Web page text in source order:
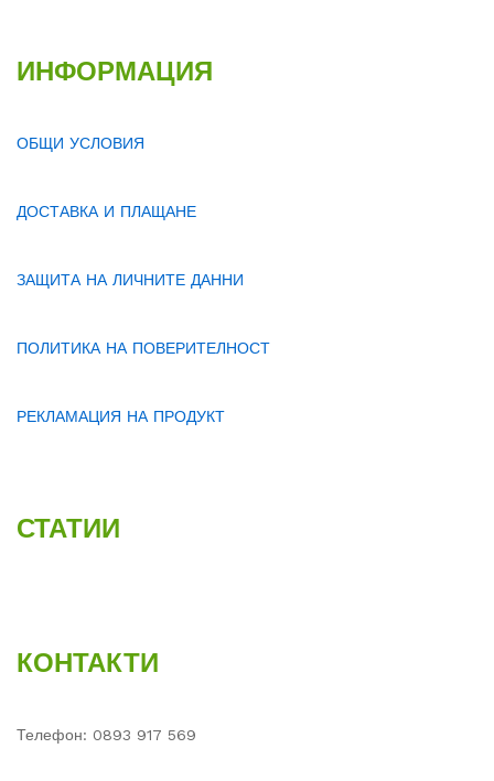
ИНФОРМАЦИЯ
ОБЩИ УСЛОВИЯ
ДОСТАВКА И ПЛАЩАНЕ
ЗАЩИТА НА ЛИЧНИТЕ ДАННИ
ПОЛИТИКА НА ПОВЕРИТЕЛНОСТ
РЕКЛАМАЦИЯ НА ПРОДУКТ
СТАТИИ
КОНТАКТИ
Телефон: 0893 917 569